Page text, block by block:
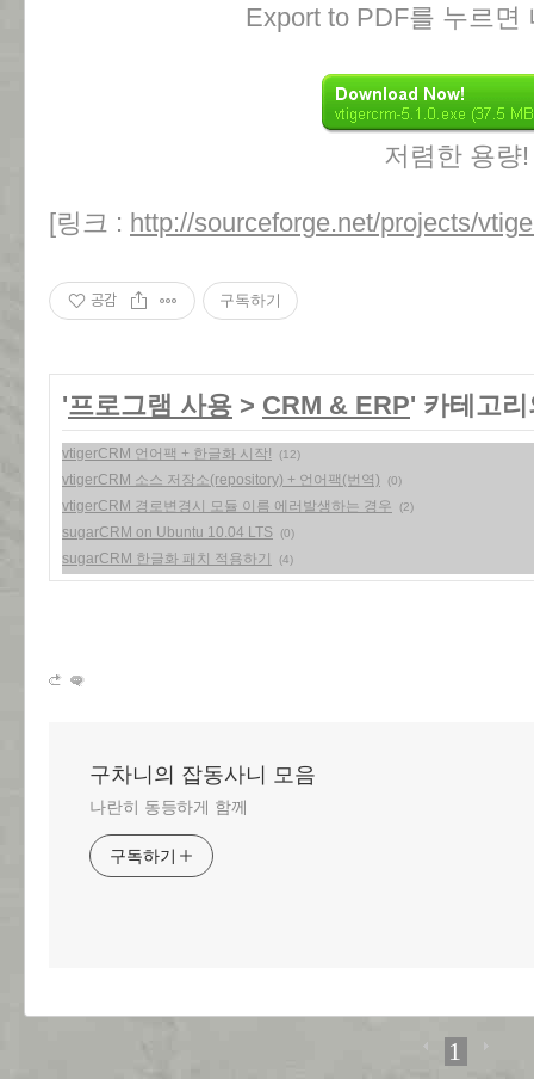
Export to PDF를 누르면
저렴한 용량!
[링크 : http://sourceforge.net/projects/
공감 구독하기
'프로그램 사용 > CRM & ERP' 카테고
vtigerCRM 언어팩 + 한글화 시작! (12)
vtigerCRM 소스 저장소(repository) + 언어팩(번역) (0)
vtigerCRM 경로변경시 모듈 이름 에러발생하는 경우 (2)
sugarCRM on Ubuntu 10.04 LTS (0)
sugarCRM 한글화 패치 적용하기 (4)
구차니의 잡동사니 모음
나란히 동등하게 함께
구독하기
1